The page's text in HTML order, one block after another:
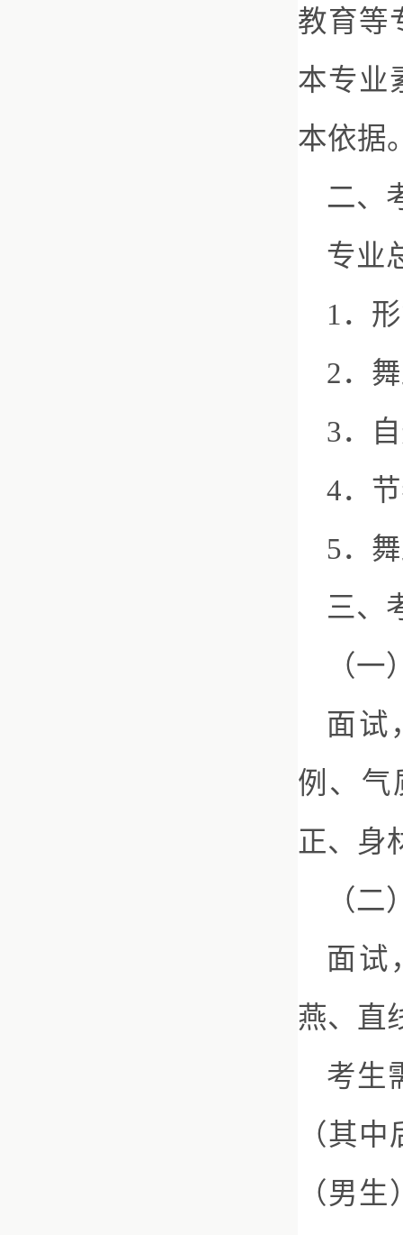
教育等
本专业
本依据
二、
专业
1．
2．
3．
4．
5．
三、
（
面试
例、气
正、身
（
面试
燕、直
考生
（其
（男